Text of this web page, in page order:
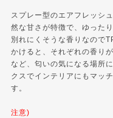
スプレー型のエアフレッシ
然な甘さが特徴で、ゆった
別れにくそうな香りなので
かけると、それぞれの香り
など、匂いの気になる場所
クスでインテリアにもマッ
す。
注意)